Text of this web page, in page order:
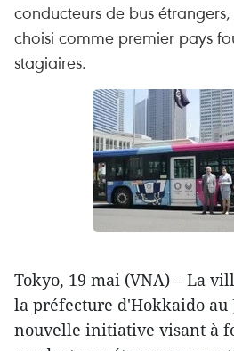
conducteurs de bus
choisi comme premier pays
stagiaires.
Tokyo, 19 mai (VNA) – La
la préfecture d'Hokkaido au
nouvelle initiative visant à